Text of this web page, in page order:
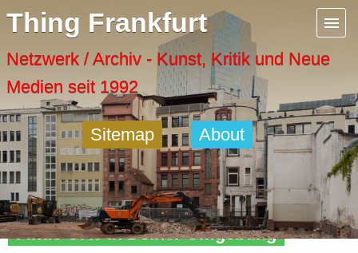
Thing Frankfurt
Netzwerk / Archiv - Kunst, Kritik und Neue
Medien seit 1992
Sitemap About
Finde Orte in Deiner Umgebung
Menu
Artspaces
Cool Places
Frankfurt Diary
Activity
Recent Posts